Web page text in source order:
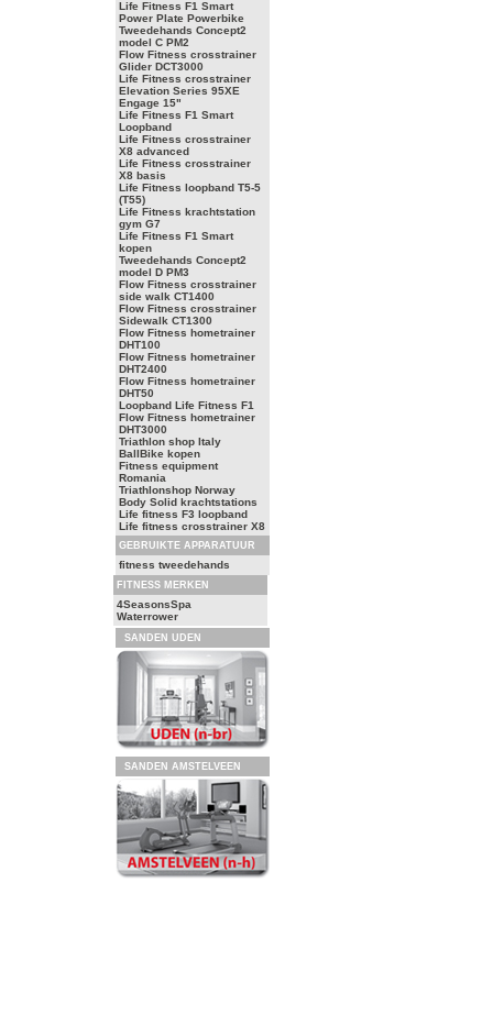
Life Fitness F1 Smart
Power Plate Powerbike
Tweedehands Concept2
model C PM2
Flow Fitness crosstrainer
Glider DCT3000
Life Fitness crosstrainer
Elevation Series 95XE
Engage 15"
Life Fitness F1 Smart
Loopband
Life Fitness crosstrainer
X8 advanced
Life Fitness crosstrainer
X8 basis
Life Fitness loopband T5-5
(T55)
Life Fitness krachtstation
gym G7
Life Fitness F1 Smart
kopen
Tweedehands Concept2
model D PM3
Flow Fitness crosstrainer
side walk CT1400
Flow Fitness crosstrainer
Sidewalk CT1300
Flow Fitness hometrainer
DHT100
Flow Fitness hometrainer
DHT2400
Flow Fitness hometrainer
DHT50
Loopband Life Fitness F1
Flow Fitness hometrainer
DHT3000
Triathlon shop Italy
BallBike kopen
Fitness equipment
Romania
Triathlonshop Norway
Body Solid krachtstations
Life fitness F3 loopband
Life fitness crosstrainer X8
GEBRUIKTE APPARATUUR
fitness tweedehands
FITNESS MERKEN
4SeasonsSpa
Waterrower
SANDEN UDEN
SANDEN AMSTELVEEN